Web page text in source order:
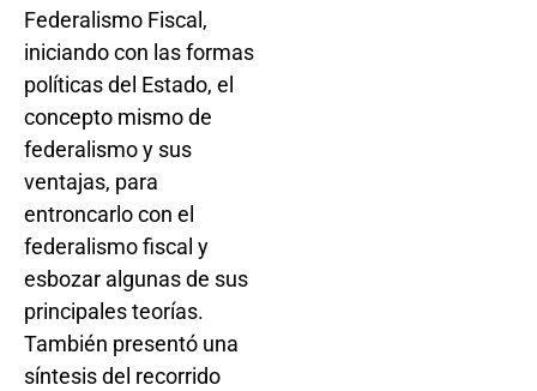
Federalismo Fiscal,
iniciando con las formas
políticas del Estado, el
concepto mismo de
federalismo y sus
ventajas, para
entroncarlo con el
federalismo fiscal y
esbozar algunas de sus
principales teorías.
También presentó una
síntesis del recorrido